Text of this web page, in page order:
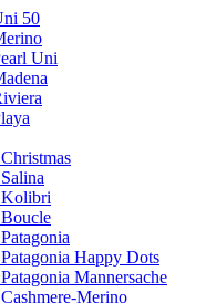
50
Uni
Kolibri
Happy Dots
Mannersache
Merino